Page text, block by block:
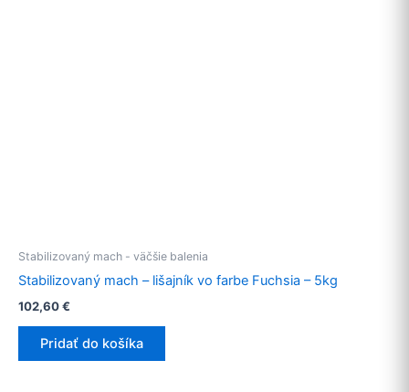
Stabilizovaný mach - väčšie balenia
Stabilizovaný mach – lišajník vo farbe Fuchsia – 5kg
102,60€
Pridať do košíka